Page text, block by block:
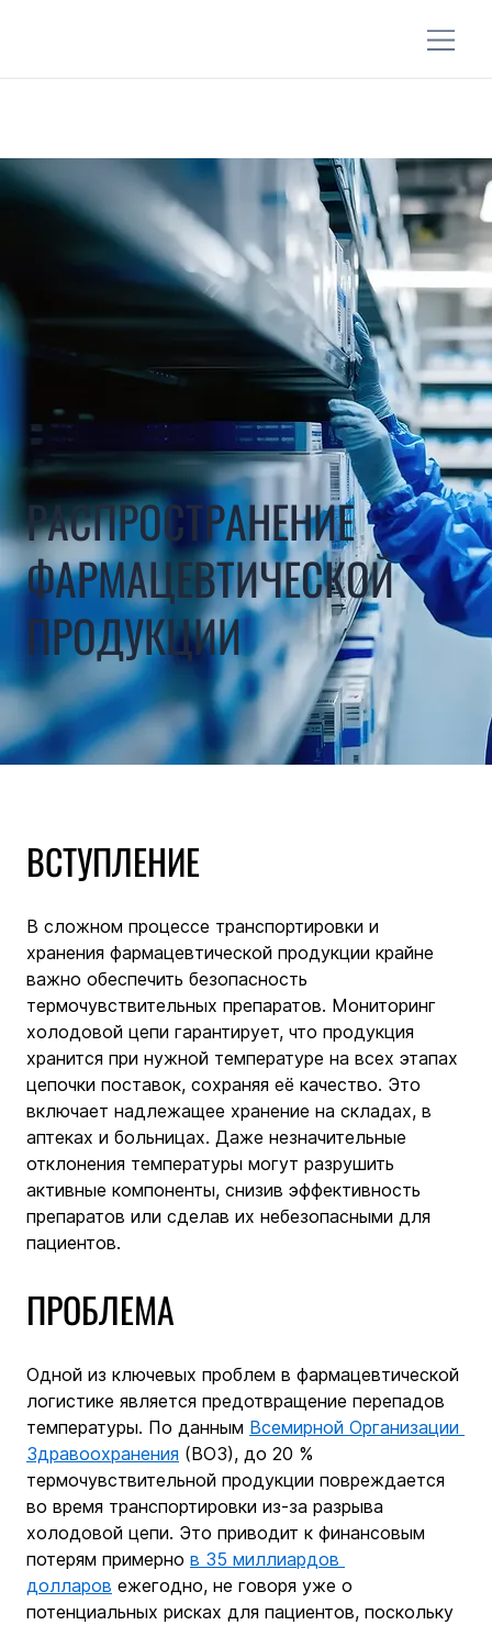
РАСПРОСТРАНЕНИЕ
ФАРМАЦЕВТИЧЕСКОЙ
ПРОДУКЦИИ
ВСТУПЛЕНИЕ
В сложном процессе транспортировки и
хранения фармацевтической продукции крайне
важно обеспечить безопасность
термочувствительных препаратов. Мониторинг
холодовой цепи гарантирует, что продукция
хранится при нужной температуре на всех этапах
цепочки поставок, сохраняя её качество. Это
включает надлежащее хранение на складах, в
аптеках и больницах. Даже незначительные
отклонения температуры могут разрушить
активные компоненты, снизив эффективность
препаратов или сделав их небезопасными для
пациентов.
ПРОБЛЕМА
Одной из ключевых проблем в фармацевтической
логистике является предотвращение перепадов
температуры. По данным Всемирной Организации
Здравоохранения (ВОЗ), до 20 %
термочувствительной продукции повреждается
во время транспортировки из-за разрыва
холодовой цепи. Это приводит к финансовым
потерям примерно в 35 миллиардов
долларов ежегодно, не говоря уже о
потенциальных рисках для пациентов, поскольку